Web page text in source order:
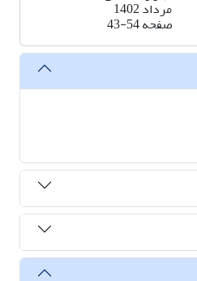
مرداد 1402
صفحه43-54